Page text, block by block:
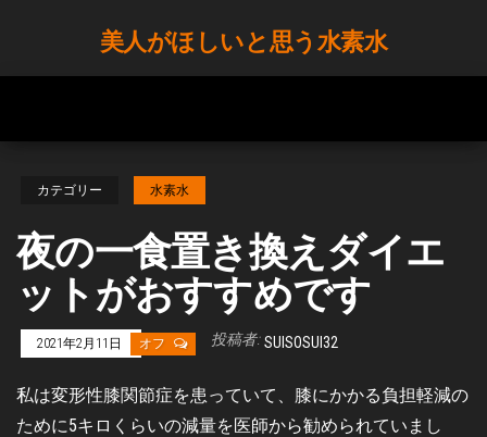
the
美人がほしいと思う水素水
カテゴリー 水素水
夜の一食置き換えダイエ
ットがおすすめです
2021年2月11日 オフ 投稿者: SUISOSUI32
私は変形性膝関節症を患っていて、膝にかかる負担軽減の
ために5キロくらいの減量を医師から勧められていまし